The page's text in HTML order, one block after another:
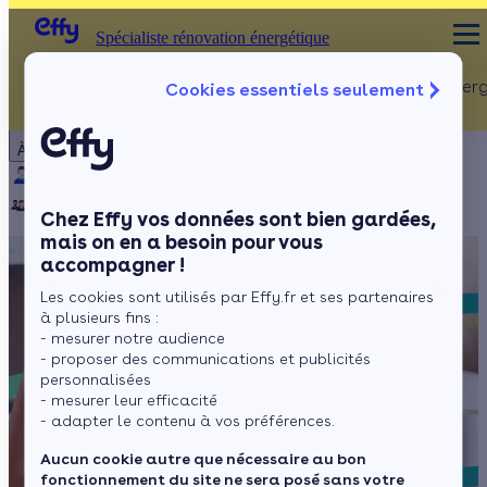
Cookies essentiels seulement
Chez Effy vos données sont bien gardées,
mais on en a besoin pour vous
accompagner !
Les cookies sont utilisés par Effy.fr et ses partenaires
à plusieurs fins :
- mesurer notre audience
- proposer des communications et publicités
personnalisées
- mesurer leur efficacité
- adapter le contenu à vos préférences.
Aucun cookie autre que nécessaire au bon
fonctionnement du site ne sera posé sans votre
À propos
Notre équipe
Rejoignez-nous Presse
Spécialiste rénovation énergétique Rénovation
Murs
Sols
Spécialiste rénovation énergétique